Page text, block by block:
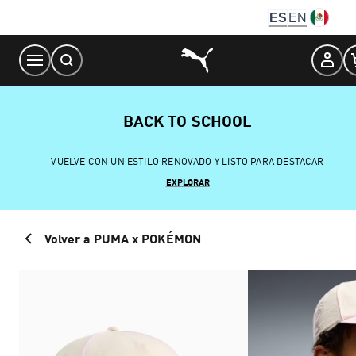
Content
ES EN
BACK TO SCHOOL
VUELVE CON UN ESTILO RENOVADO Y LISTO PARA DESTACAR
EXPLORAR
Volver a PUMA x POKÉMON